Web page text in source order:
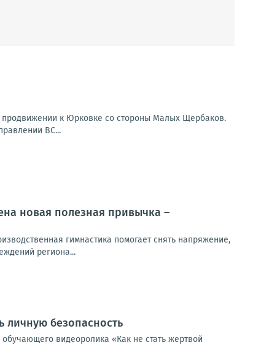
к Юрковке со стороны Малых Щербаков.
ВС...
новая полезная привычка –
гимнастика помогает снять напряжение,
региона...
личную безопасность
видеоролика «Как не стать жертвой